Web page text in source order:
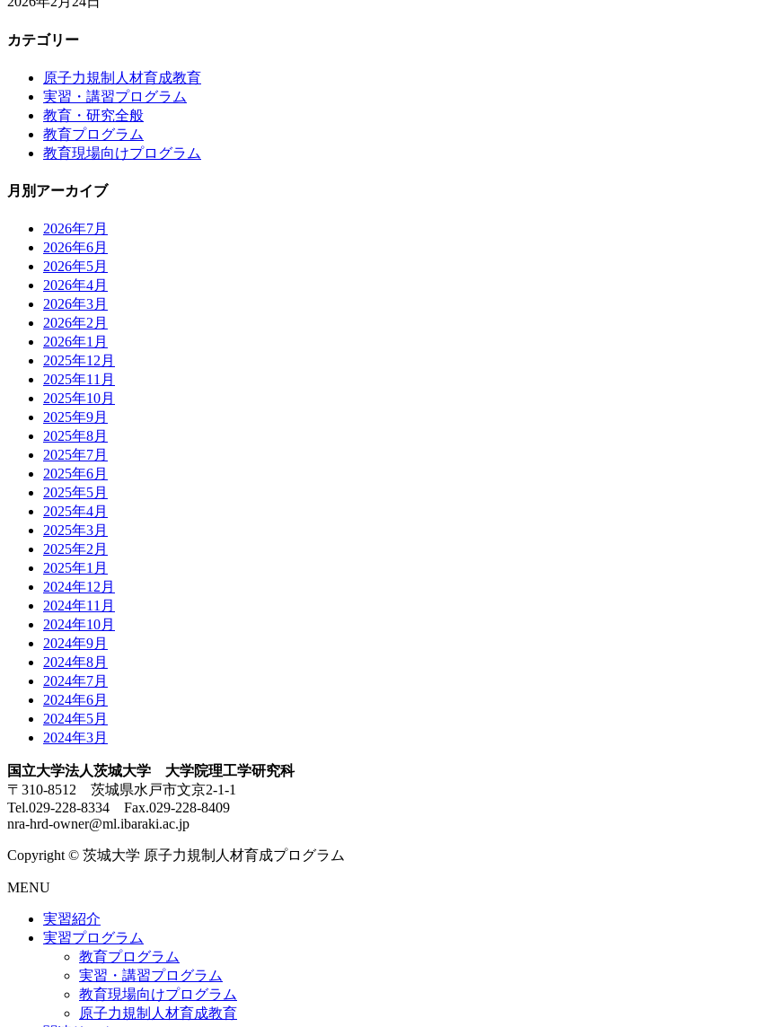
カテゴリー
原子力規制人材育成教育
実習・講習プログラム
教育・研究全般
教育プログラム
教育現場向けプログラム
月別アーカイブ
2026年7月
2026年6月
2026年5月
2026年4月
2026年3月
2026年2月
2026年1月
2025年12月
2025年11月
2025年10月
2025年9月
2025年8月
2025年7月
2025年6月
2025年5月
2025年4月
2025年3月
2025年2月
2025年1月
2024年12月
2024年11月
2024年10月
2024年9月
2024年8月
2024年7月
2024年6月
2024年5月
2024年3月
国立大学法人茨城大学 大学院理工学研究科
〒310-8512 茨城県水戸市文京2-1-1
Tel.029-228-8334 Fax.029-228-8409
nra-hrd-owner@ml.ibaraki.ac.jp
Copyright © 茨城大学 原子力規制人材育成プログラム
MENU
実習紹介
実習プログラム
教育プログラム
実習・講習プログラム
教育現場向けプログラム
原子力規制人材育成教育